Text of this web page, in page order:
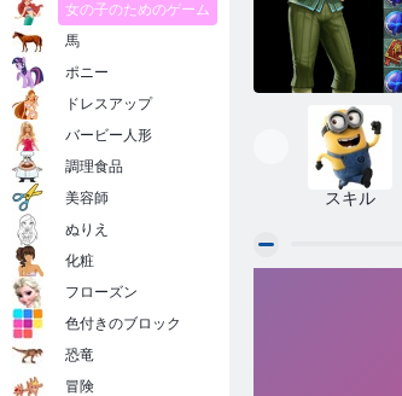
スキル
女の子のためのゲーム
馬
ポニー
ドレスアップ
バービー人形
調理食品
美容師
ぬりえ
化粧
フローズン
色付きのブロック
恐竜
冒険